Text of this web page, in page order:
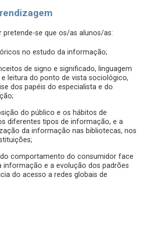
pretende-se que os/as alunos/as:
no estudo da informação;
de signo e significado, linguagem
leitura do ponto de vista sociológico,
dos papéis do especialista e do
do público e os hábitos de
diferentes tipos de informação, e a
da informação nas bibliotecas, nos
comportamento do consumidor face
informação e a evolução dos padrões
do acesso a redes globais de